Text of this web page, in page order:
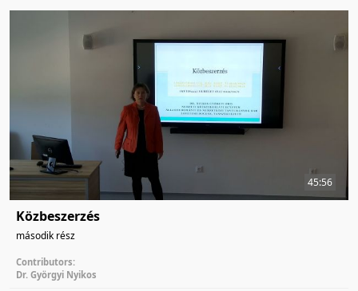
45:56
Közbeszerzés
második rész
Contributors:
Dr. Györgyi Nyikos